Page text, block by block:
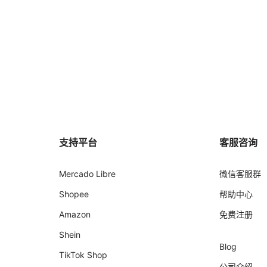
支持平台
Mercado Libre
Shopee
Amazon
Shein
TikTok Shop
客服咨询
微信客服群
帮助中心
免费注册
Blog